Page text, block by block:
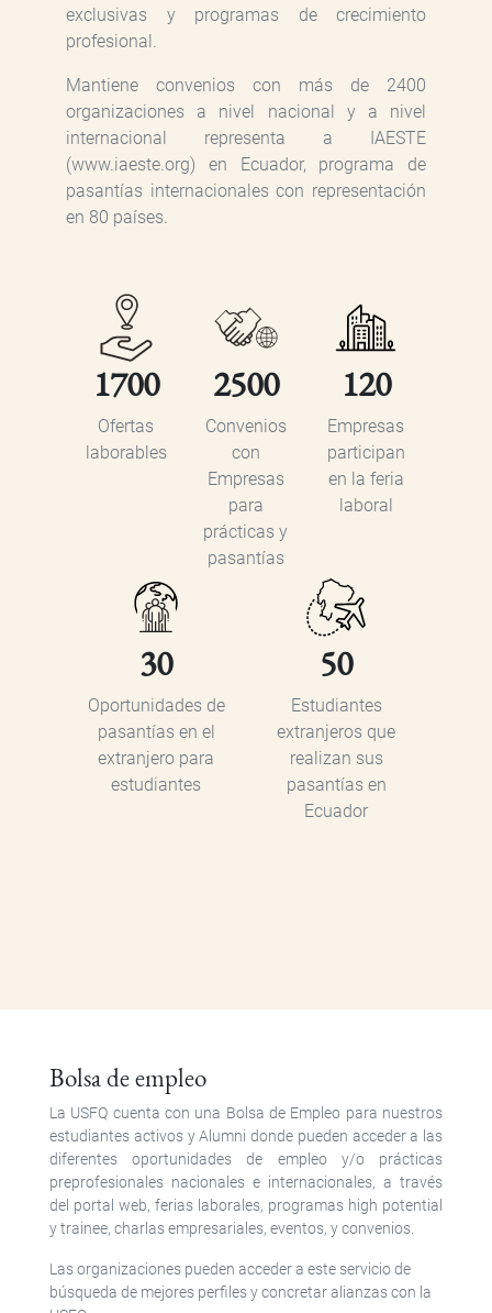
exclusivas y programas de crecimiento
profesional.
Mantiene convenios con más de 2400
organizaciones a nivel nacional y a nivel
internacional representa a IAESTE
(www.iaeste.org) en Ecuador, programa de
pasantías internacionales con representación
en 80 países.
1700
Ofertas
laborables
2500
Convenios
con
Empresas
para
prácticas y
pasantías
120
Empresas
participan
en la feria
laboral
30
Oportunidades de
pasantías en el
extranjero para
estudiantes
50
Estudiantes
extranjeros que
realizan sus
pasantías en
Ecuador
Bolsa de empleo
La USFQ cuenta con una Bolsa de Empleo para nuestros
estudiantes activos y Alumni donde pueden acceder a las
diferentes oportunidades de empleo y/o prácticas
preprofesionales nacionales e internacionales, a través
del portal web, ferias laborales, programas high potential
y trainee, charlas empresariales, eventos, y convenios.
Las organizaciones pueden acceder a este servicio de
búsqueda de mejores perfiles y concretar alianzas con la